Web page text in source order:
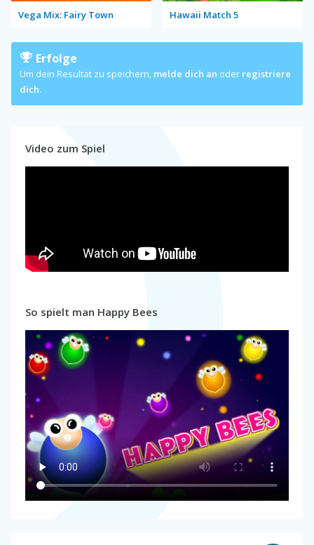
Vega Mix: Fairy Town Hawaii Match 5
Erfolge
Um dein Resultat zu speichern, melde dich an oder registriere
dich.
Video zum Spiel
So spielt man Happy Bees